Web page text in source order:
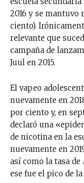
2016 y se mantuvo
ciento).
relevante que
campaña de
Juul en 2015.
El vapeo
nuevamente en
por ciento y, en
declaró una
de nicotina en la
nuevamente en
así como la tasa de
ese fue el pico de la